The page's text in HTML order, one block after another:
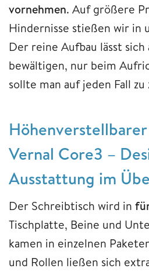
vornehmen. Auf größere
Hindernisse stießen wir in
Der reine Aufbau lässt
bewältigen, nur beim
sollte man auf jeden Fall zu
Vernal Core3 –
Ausstattung im
Der Schreibtisch wird in
Tischplatte, Beine und
kamen in einzelnen
und Rollen ließen sich